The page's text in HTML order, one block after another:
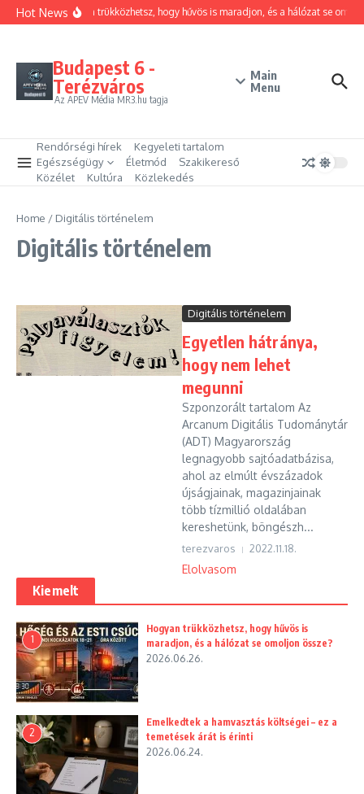
Ugrás a tartalomhoz
Hot NewsHogyan trükközhetsz, hogy hűvös is maradjon, és a hálózat se
Budapest 6 -
Terézváros
Az APEV Média MR3.hu tagja
Main
Menu
Rendőrségi hírek
Kegyeleti tartalom
Egészségügy
Életmód
Szakikereső
Közélet
Kultúra Közlekedés
Home / Digitális történelem
Digitális történelem
Digitális történelem
Egyetlen hátránya,
hogy nem lehet
megunni
Szponzorált tartalom Az
Arcanum Digitális Tudománytár
(ADT) Magyarország
legnagyobb sajtóadatbázisa,
ahol az elmúlt évszázadok
újságjainak, magazinjainak
több tízmillió oldalában
kereshetünk, böngészh...
terezvaros 2022.11.18.
Elolvasom
Kiemelt
1
Hogyan trükközhetsz, hogy hűvös is
maradjon, és a hálózat se omoljon össze?
2026.06.26.
2
Emelkedtek a hamvasztás költségei – ez a
temetések árát is érinti
2026.06.24.